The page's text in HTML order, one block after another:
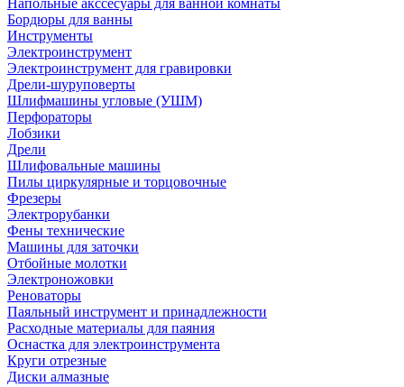
Напольные акссесуары для ванной комнаты
Бордюры для ванны
Инструменты
Электроинструмент
Электроинструмент для гравировки
Дрели-шуруповерты
Шлифмашины угловые (УШМ)
Перфораторы
Лобзики
Дрели
Шлифовальные машины
Пилы циркулярные и торцовочные
Фрезеры
Электрорубанки
Фены технические
Машины для заточки
Отбойные молотки
Электроножовки
Реноваторы
Паяльный инструмент и принадлежности
Расходные материалы для паяния
Оснастка для электроинструмента
Круги отрезные
Диски алмазные